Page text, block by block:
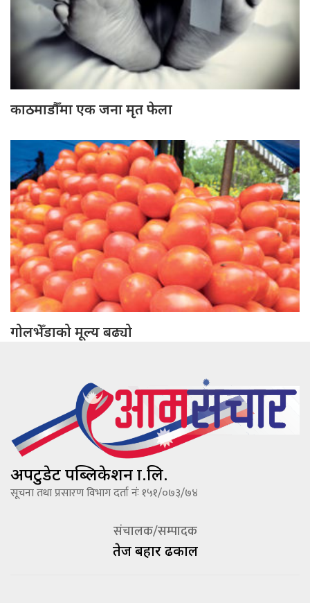
काठमाडौँमा एक जना मृत फेला
गोलभेँडाको मूल्य बढ्यो
अपटुडेट पब्लिकेशन प्रा.लि.
सूचना तथा प्रसारण विभाग दर्ता नंः १५१/०७३/७४
संचालक/सम्पादक
तेज बहादूर ढकाल